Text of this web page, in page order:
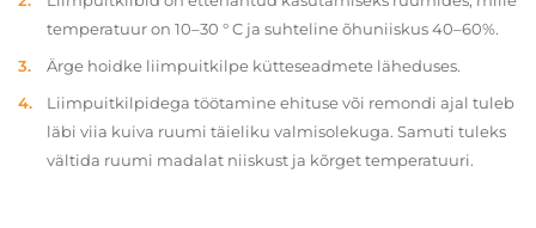
temperatuur on 10–30 ° C ja suhteline õhuniiskus 40–60%.
Ärge hoidke liimpuitkilpe kütteseadmete läheduses.
Liimpuitkilpidega töötamine ehituse või remondi ajal tuleb
läbi viia kuiva ruumi täieliku valmisolekuga. Samuti tuleks
vältida ruumi madalat niiskust ja kõrget temperatuuri.